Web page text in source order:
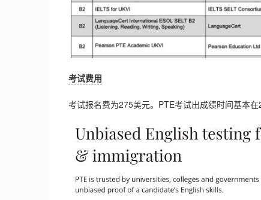
考试费用
考试报名费为275美元。PTE考试出成绩时间基本